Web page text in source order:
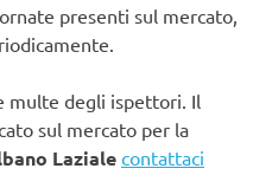
presenti sul mercato,
multe degli ispettori. Il
sul mercato per la
Lazialecontattaci